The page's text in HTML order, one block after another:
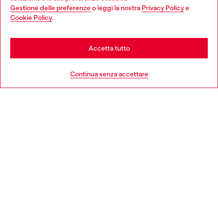
Gestione delle preferenzeo leggi la nostra Privacy Policye
Cookie Policy.
Continua senza accettare
Accetta tutto
You are currently browsing Italia website, but it seems you may
be based in United States